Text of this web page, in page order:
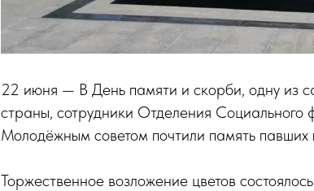
22 июня — В День памяти и скорби, одну из
страны, сотрудники Отделения Социального
Молодёжным советом почтили память павших
Торжественное возложение цветов